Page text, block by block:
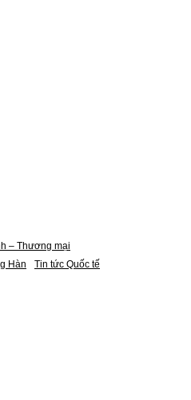
– Thương mại
Hàn
Tin tức Quốc tế